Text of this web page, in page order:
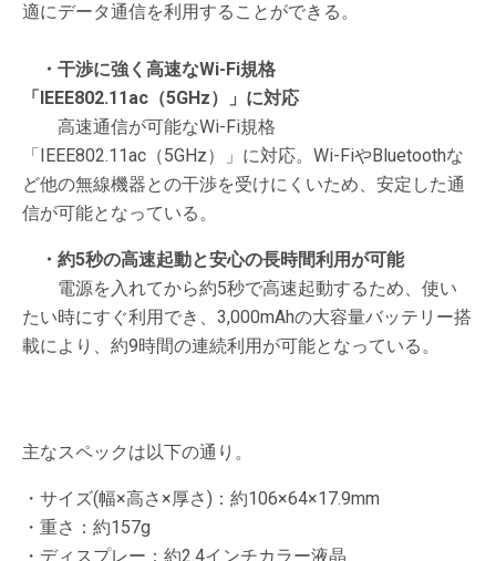
適にデータ通信を利用することができる。
・干渉に強く高速なWi-Fi規格
「IEEE802.11ac（5GHz）」に対応
高速通信が可能なWi-Fi規格
「IEEE802.11ac（5GHz）」に対応。Wi-FiやBluetoothな
ど他の無線機器との干渉を受けにくいため、安定した通
信が可能となっている。
・約5秒の高速起動と安心の長時間利用が可能
電源を入れてから約5秒で高速起動するため、使い
たい時にすぐ利用でき、3,000mAhの大容量バッテリー搭
載により、約9時間の連続利用が可能となっている。
主なスペックは以下の通り。
・サイズ(幅×高さ×厚さ)：約106×64×17.9mm
・重さ：約157g
・ディスプレー：約2.4インチカラー液晶